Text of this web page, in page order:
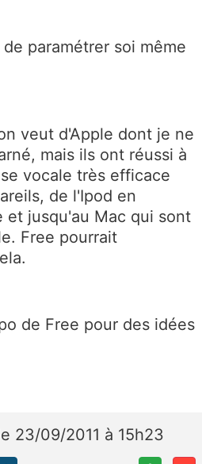
paramétrer soi même
veut d'Apple dont je ne
mais ils ont réussi à
vocale très efficace
de l'Ipod en
et jusqu'au Mac qui sont
Free pourrait
de Free pour des idées
23/09/2011 à 15h23